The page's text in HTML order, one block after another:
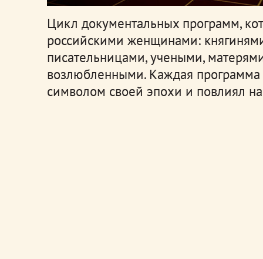
Цикл документальных программ,
российскими женщинами:
писательницами, учеными,
возлюбленными. Каждая программа
символом своей эпохи и повлиял